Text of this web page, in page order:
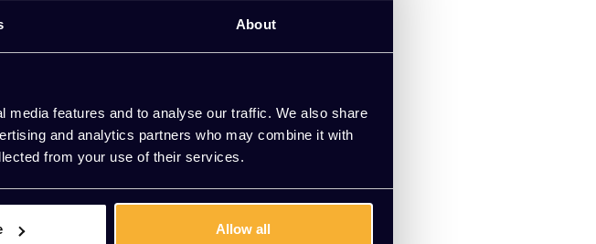
About
features and to analyse our traffic. We also share
and analytics partners who may combine it with
from your use of their services.
Allow all